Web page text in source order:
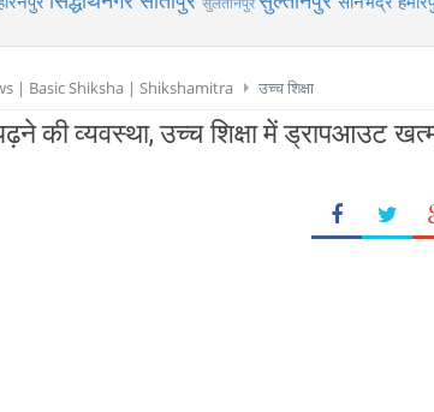
| Basic Shiksha | Shikshamitra उच्च शिक्षा
की व्यवस्था, उच्च शिक्षा में ड्रापआउट